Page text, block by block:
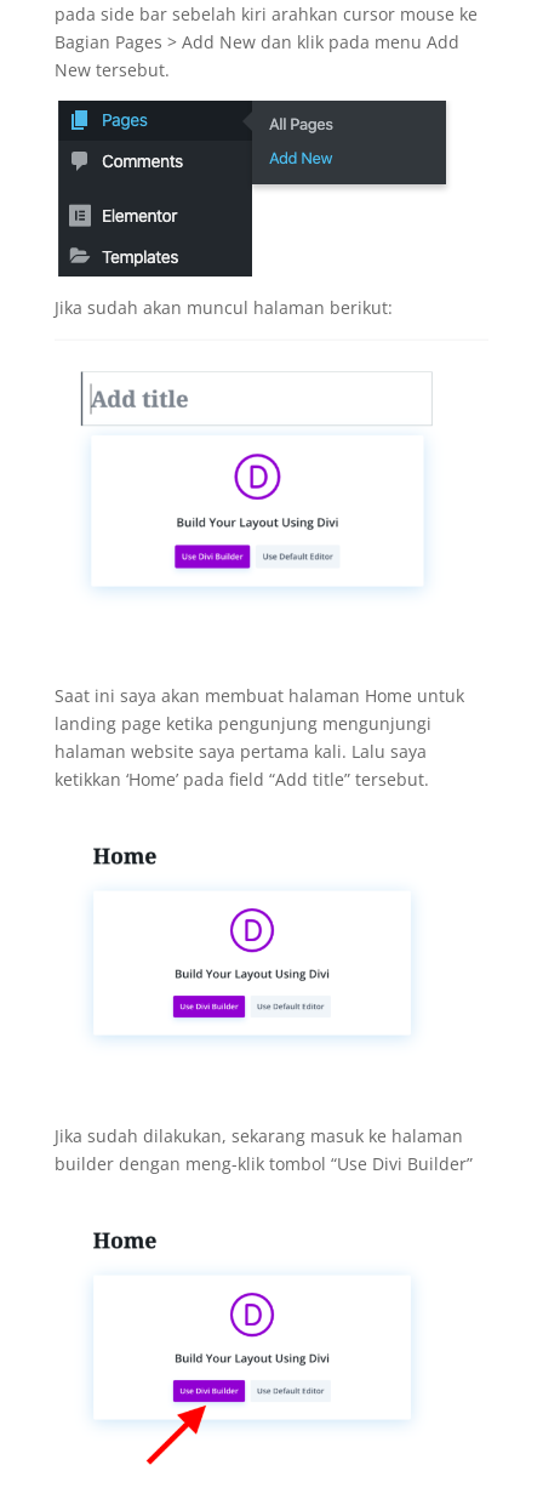
pada side bar sebelah kiri arahkan cursor mouse ke
Bagian Pages > Add New dan klik pada menu Add
New tersebut.
Jika sudah akan muncul halaman berikut:
Saat ini saya akan membuat halaman Home untuk
landing page ketika pengunjung mengunjungi
halaman website saya pertama kali. Lalu saya
ketikkan ‘Home’ pada field “Add title” tersebut.
Jika sudah dilakukan, sekarang masuk ke halaman
builder dengan meng-klik tombol “Use Divi Builder”